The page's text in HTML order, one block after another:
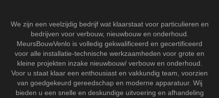
We zijn een veelzijdig bedrijf wat klaarstaat voor particulieren en
bedrijven voor verbouw, nieuwbouw en onderhoud.
MeursBouwVenlo is volledig gekwalificeerd en gecertificeerd
voor alle installatie-technische werkzaamheden voor grote en
kleine projekten inzake nieuwbouw/ verbouw en onderhoud.
Voor u staat klaar een enthousiast en vakkundig team, voorzien
van goedgekeurd gereedschap en moderne apparatuur. Wij
bieden u een snelle en deskundige uitvoering en afhandeling